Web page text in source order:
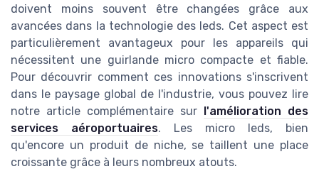
doivent moins souvent être changées grâce aux
avancées dans la technologie des leds. Cet aspect est
particulièrement avantageux pour les appareils qui
nécessitent une guirlande micro compacte et fiable.
Pour découvrir comment ces innovations s'inscrivent
dans le paysage global de l'industrie, vous pouvez lire
notre article complémentaire sur
l'amélioration des
services aéroportuaires. Les micro leds, bien
qu'encore un produit de niche, se taillent une place
croissante grâce à leurs nombreux atouts.